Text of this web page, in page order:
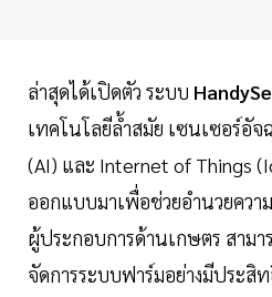
ล่าสุดได้เปิดตัว ระบบ
เทคโนโลยีล้ำสมัย เซนเซอร์อั
(AI) และ Internet of Things
ออกแบบมาเพื่อช่วยอำนวยควา
ผู้ประกอบการด้านเกษตร สาม
จัดการระบบฟาร์มอย่างมีประ